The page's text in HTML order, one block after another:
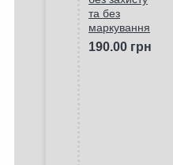
та без
маркування
190.00 грн